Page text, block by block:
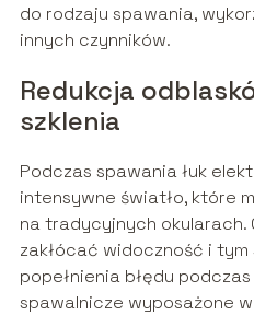
do rodzaju spawania,
innych czynników.
Redukcja
szklenia
Podczas spawania łuk
intensywne światło, które
na tradycyjnych okularach.
zakłócać widoczność i
popełnienia błędu
spawalnicze wyposażone